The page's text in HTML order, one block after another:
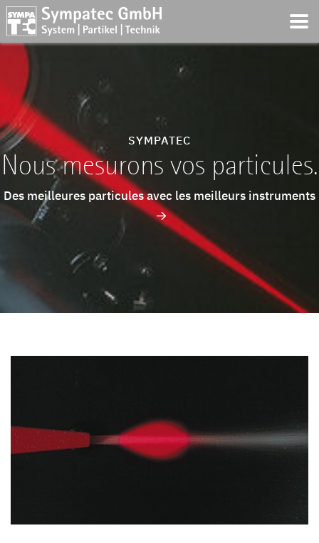
SYMPATEC
Nous mesurons vos particules.
Des meilleures particules avec les meilleurs instruments